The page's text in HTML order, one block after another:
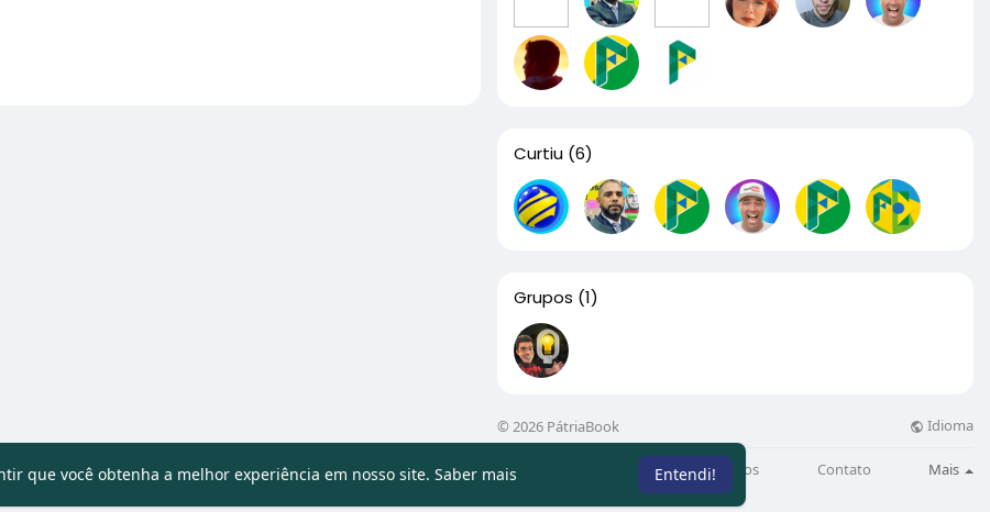
que você obtenha a melhor experiência em nosso site. Saber mais Entendi!
Curtiu (6)
Grupos (1)
© 2026 PátriaBook Idioma
Sobre Artigos Contato Mais